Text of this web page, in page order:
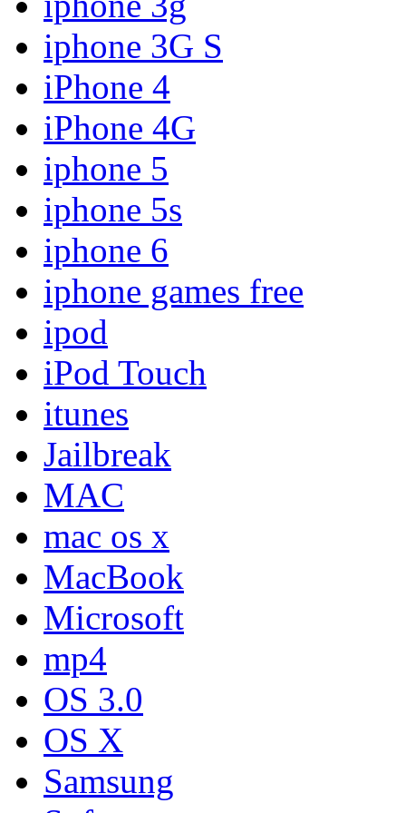
iphone 3G S
iPhone 4
iPhone 4G
iphone 5
iphone 5s
iphone 6
iphone games free
ipod
iPod Touch
itunes
Jailbreak
MAC
mac os x
MacBook
Microsoft
mp4
OS 3.0
OS X
Samsung